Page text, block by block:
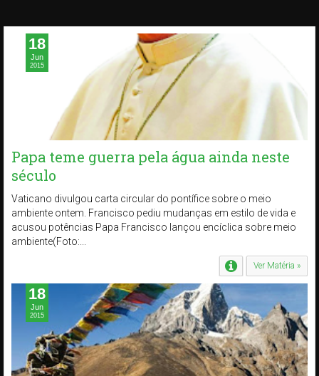
Papa teme guerra pela água ainda neste
século
Vaticano divulgou carta circular do pontífice sobre o meio
ambiente ontem. Francisco pediu mudanças em estilo de vida e
acusou potências Papa Francisco lançou encíclica sobre meio
ambiente(Foto:...
Ver Matéria »
18
Jun
2015
18
Jun
2015